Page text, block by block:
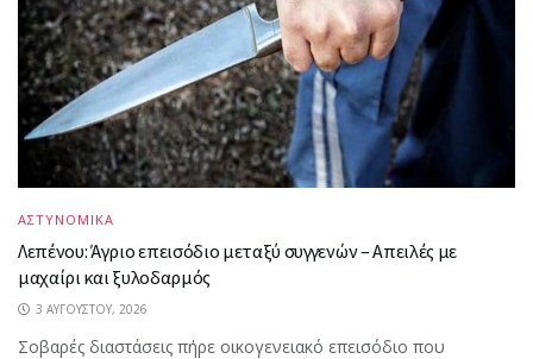
ΑΣΤΥΝΟΜΙΚΑ
Λεπένου: Άγριο επεισόδιο μεταξύ συγγενών – Απειλές με
μαχαίρι και ξυλοδαρμός
3 ΑΥΓΟΎΣΤΟΥ, 2026
Σοβαρές διαστάσεις πήρε οικογενειακό επεισόδιο που